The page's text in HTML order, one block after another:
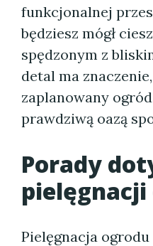
funkcjonalnej
będziesz mógł
spędzonym z
detal ma
zaplanowany
prawdziwą oazą
Porady
Pielęgnacja